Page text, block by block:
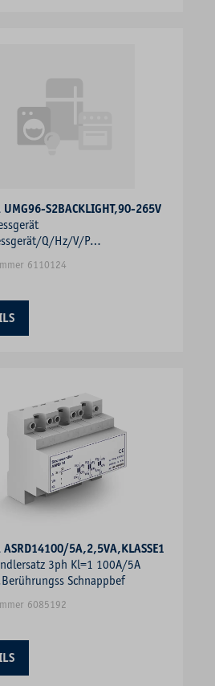
UMG96-S2BACKLIGHT,90-265V
Q/Hz/V/P
Frequenzmesser
6110124
ASRD14100/5A,2,5VA,KLASSE1
3ph Kl=1 100A/5A
Schnappbef
6085192